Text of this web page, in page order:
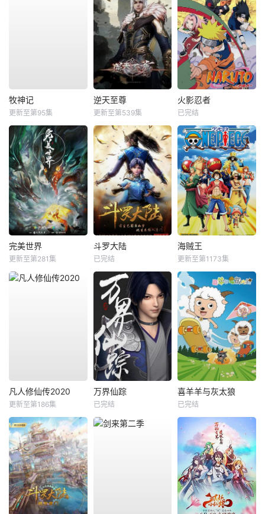
牧神记
更新至第95集
逆天至尊
更新至第539集
火影忍者
已完结
完美世界
更新至第281集
斗罗大陆
已完结
海贼王
更新至第1173集
凡人修仙传2020
更新至第186集
万界仙踪
已完结
喜羊羊与灰太狼
已完结